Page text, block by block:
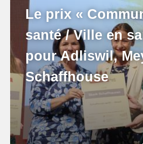
Le prix «
santé / Ville en
pour Adliswil,
Schaffhouse